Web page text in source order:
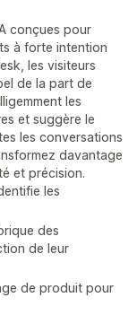
conçues pour
à forte intention
les visiteurs
de la part de
les
et suggère le
les conversations
davantage
et précision.
les
des
de leur
de produit pour